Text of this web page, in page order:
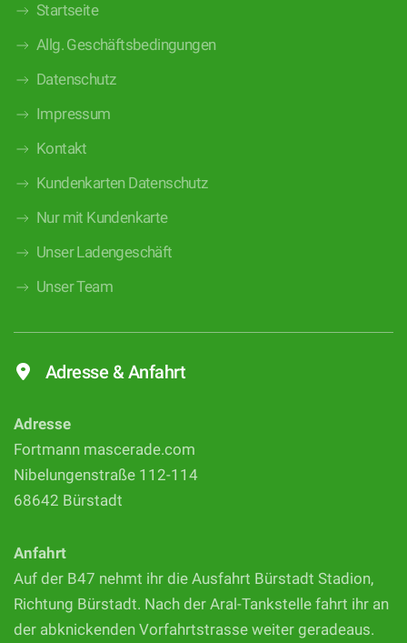
Startseite
Allg. Geschäftsbedingungen
Datenschutz
Impressum
Kontakt
Kundenkarten Datenschutz
Nur mit Kundenkarte
Unser Ladengeschäft
Unser Team
Adresse & Anfahrt
Adresse
Fortmann mascerade.com
Nibelungenstraße 112-114
68642 Bürstadt
Anfahrt
Auf der B47 nehmt ihr die Ausfahrt Bürstadt Stadion,
Richtung Bürstadt. Nach der Aral-Tankstelle fahrt ihr an
der abknickenden Vorfahrtstrasse weiter geradeaus.